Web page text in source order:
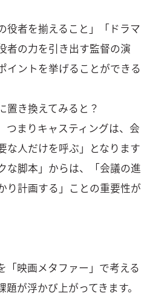
役者を揃えること」「ドラマ
者の力を引き出す監督の演
イントを挙げることができる
置き換えてみると？
つまりキャスティングは、会
な人だけを呼ぶ」となります
な脚本」からは、「会議の進
り計画する」ことの重要性が
「映画メタファー」で考える
が浮かび上がってきます。